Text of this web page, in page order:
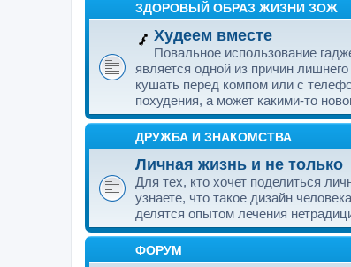
ЗДОРОВЫЙ ОБРАЗ ЖИЗНИ ЗОЖ
Худеем вместе
Повальное использование
является одной из причин
кушать перед компом или с
похудения, а может какими-то
ДРУЖБА И ЗНАКОМСТВА
Личная жизнь и не только
Для тех, кто хочет поделиться
узнаете, что такое дизайн
делятся опытом лечения
ФОРУМ